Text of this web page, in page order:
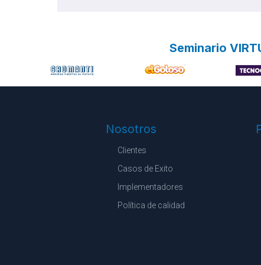
Seminario
Nosotros
Clientes
Casos de Exito
Implementadores
Política de calidad